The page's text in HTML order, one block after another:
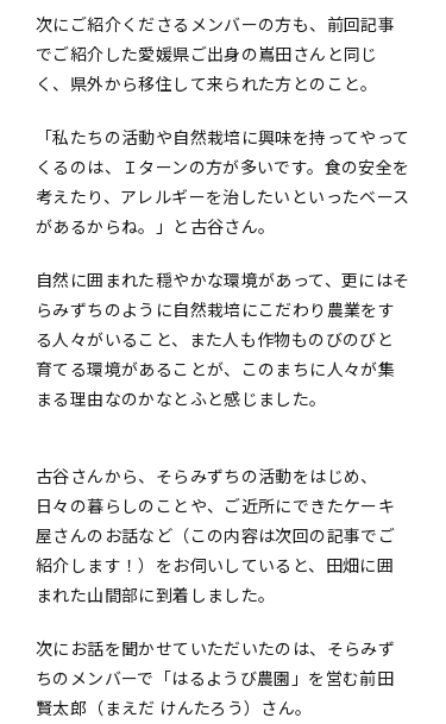
次にご紹介くださるメンバーの方も、前回記事
でご紹介した愛媛県ご出身の嶌田さんと同じ
く、県外から移住して来られた方とのこと。
「私たちの活動や自然栽培に興味を持ってやって
くるのは、Ｉターンの方が多いです。食の安全を
考えたり、アレルギーを治したいといったベース
があるからね。」と古谷さん。
自然に囲まれた穏やかな環境があって、更にはそ
らみずちのように自然栽培にこだわり農業をす
る人々がいること、また人も作物ものびのびと
育てる環境があることが、このまちに人々が集
まる理由なのかなとふと感じました。
古谷さんから、そらみずちの活動をはじめ、
日々の暮らしのことや、ご近所にできたケーキ
屋さんのお話など（この内容は次回の記事でご
紹介します！）をお伺いしていると、田畑に囲
まれた山間部に到着しました。
次にお話を聞かせていただいたのは、そらみず
ちのメンバーで「はるようび農園」を営む前田
賢太郎（まえだ けんたろう）さん。